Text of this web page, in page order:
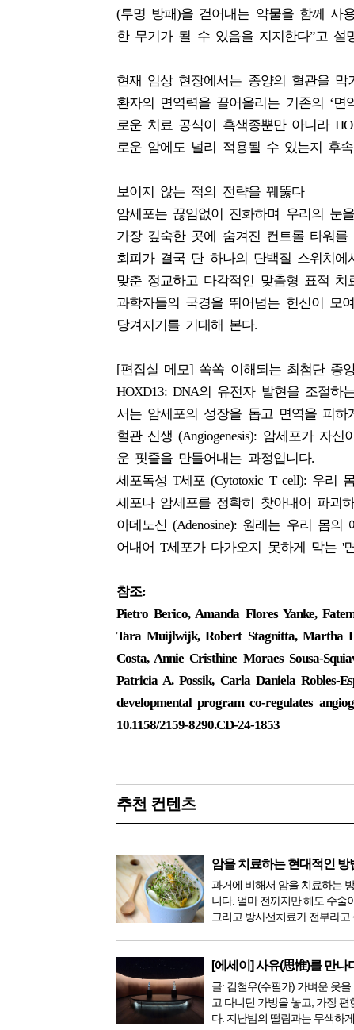
(투명 방패)을 걷어내는 약물을 함께 사
한 무기가 될 수 있음을 지지한다”고 설
현재 임상 현장에서는 종양의 혈관을
환자의 면역력을 끌어올리는 기존의 ‘
로운 치료 공식이 흑색종뿐만 아니라
로운 암에도 널리 적용될 수 있는지 후
보이지 않는 적의 전략을 꿰뚫다
암세포는 끊임없이 진화하며 우리의 눈
가장 깊숙한 곳에 숨겨진 컨트롤 타워
회피가 결국 단 하나의 단백질 스위치
맞춘 정교하고 다각적인 맞춤형 표적
과학자들의 국경을 뛰어넘는 헌신이 모
당겨지기를 기대해 본다.
[편집실 메모] 쏙쏙 이해되는 최첨단 종
HOXD13: DNA의 유전자 발현을 조절하
서는 암세포의 성장을 돕고 면역을 피하
혈관 신생 (Angiogenesis): 암세포가 자
운 핏줄을 만들어내는 과정입니다.
세포독성 T세포 (Cytotoxic T cell): 우리
세포나 암세포를 정확히 찾아내어 파괴
아데노신 (Adenosine): 원래는 우리 몸
어내어 T세포가 다가오지 못하게 막는 '
참조:
Pietro Berico, Amanda Flores Yanke,
Tara Muijlwijk, Robert Stagnitta, Martha
Costa, Annie Cristhine Moraes Sousa-
Patricia A. Possik, Carla Daniela Robles-
developmental program co-regulates
10.1158/2159-8290.CD-24-1853
추천 컨텐츠
암을 치료하는 현대적인 방
과거에 비해서 암을 치료하는
니다. 얼마 전까지만 해도 수술
그리고 방사선치료가 전부라고
료기가 들어오면서 암을 치료하
더 추가되었습니다. 중입...
[에세이] 사유(思惟)를 만나
글: 김철우(수필가) 가벼운 옷을
고 다니던 가방을 놓고, 가장 편
다. 지난밤의 떨림과는 무색하